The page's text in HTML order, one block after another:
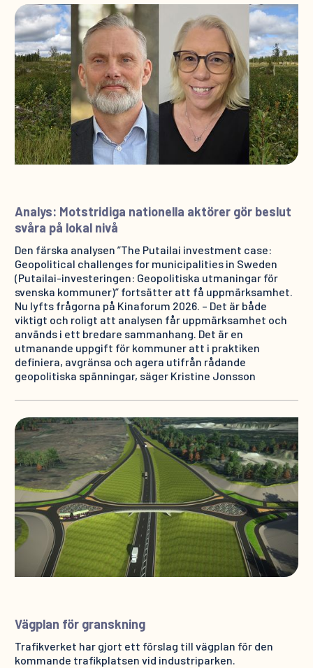
Analys: Motstridiga nationella aktörer gör beslut
svåra på lokal nivå
Den färska analysen ”The Putailai investment case:
Geopolitical challenges for municipalities in Sweden
(Putailai-investeringen: Geopolitiska utmaningar för
svenska kommuner)” fortsätter att få uppmärksamhet.
Nu lyfts frågorna på Kinaforum 2026. – Det är både
viktigt och roligt att analysen får uppmärksamhet och
används i ett bredare sammanhang. Det är en
utmanande uppgift för kommuner att i praktiken
definiera, avgränsa och agera utifrån rådande
geopolitiska spänningar, säger Kristine Jonsson
Vägplan för granskning
Trafikverket har gjort ett förslag till vägplan för den
kommande trafikplatsen vid industriparken.